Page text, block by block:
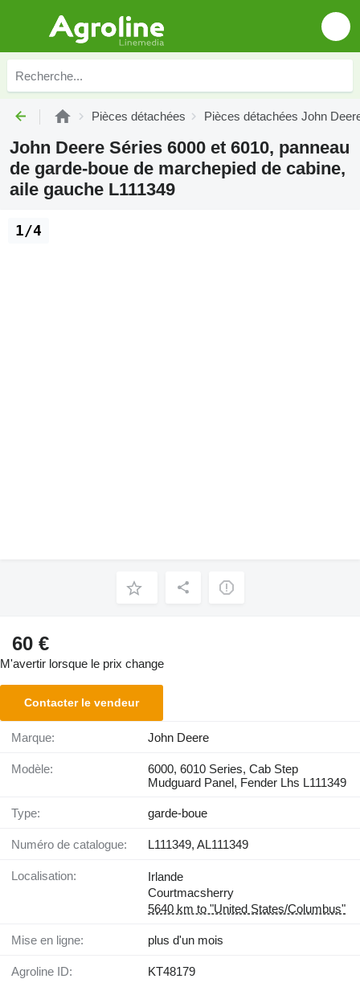
Pièces détachées Pièces détachées John
John Deere Séries 6000 et 6010, panneau
de garde-boue de marchepied de cabine,
aile gauche L111349
1/4
60 €
M'avertir lorsque le prix change
Contacter le vendeur
Marque: John Deere
Modèle:
6000, 6010 Series, Cab Step
Mudguard Panel, Fender Lhs L111349
Type: garde-boue
Numéro de catalogue: L111349, AL111349
Localisation:
Irlande
Courtmacsherry
5640 km to "United States/Columbus"
Mise en ligne: plus d'un mois
Agroline ID: KT48179